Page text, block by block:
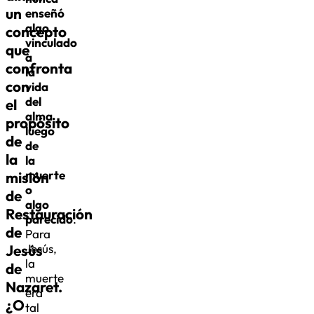
concepto
que
confronta
con
el
propósito
de
la
misión
de
Restauración
de
Jesús
de
Nazaret.
¿O
enseñó
algo
vinculado
a
la
vida
del
alma
luego
de
la
muerte
o
algo
parecido.
Para
Jesús,
la
muerte
era
tal